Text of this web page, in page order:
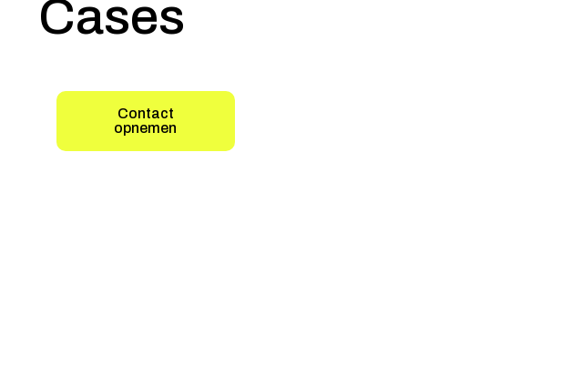
Cases
Contact
opnemen